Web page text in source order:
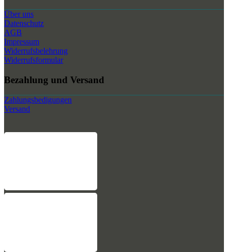
Über uns
Datenschutz
AGB
Impressum
Widerrufsbelehrung
Widerrufsformular
Bezahlung und Versand
Zahlungsbedigungen
Versand